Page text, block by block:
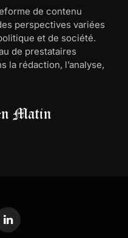
de contenu
perspectives variées
et de société.
de prestataires
la rédaction, l’analyse,
LinkedIn